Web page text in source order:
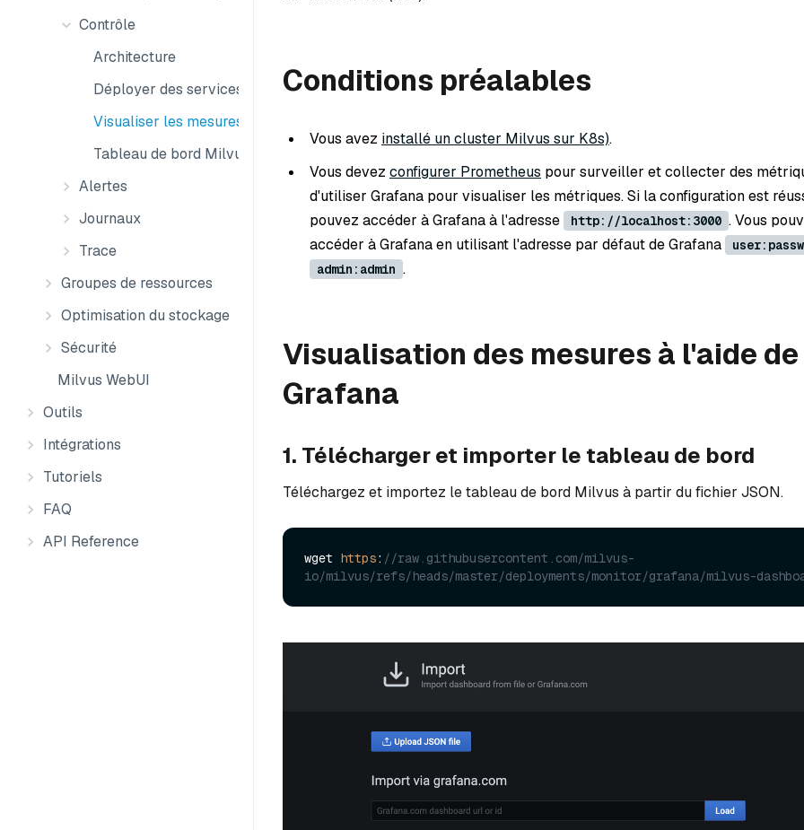
Contrôle
Architecture
Déployer des services de surveillance
Visualiser les mesures
Tableau de bord Milvus Metrics
Alertes
Journaux
Trace
Groupes de ressources
Optimisation du stockage
Sécurité
Milvus WebUI
Outils
Intégrations
Tutoriels
FAQ
API Reference
Conditions préalables
Vous avez installé un cluster Milvus sur K8s).
Vous devez configurer Prometheus pour surveiller et collecter des
d'utiliser Grafana pour visualiser les métriques. Si la configuration est
pouvez accéder à Grafana à l'adresse
http://localhost:3000 . Vous
accéder à Grafana en utilisant l'adresse par défaut de Grafana
admin:admin .
Visualisation des mesures à l'aide de
Grafana
1. Télécharger et importer le tableau de bord
Téléchargez et importez le tableau de bord Milvus à partir du fichier JSON.
wget https: //raw.githubusercontent.com/milvus-
io/milvus/refs/heads/master/deployments/monitor/grafana/milvus-